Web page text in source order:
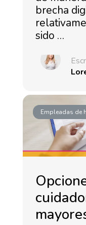
brecha
sido …
Empleadas de